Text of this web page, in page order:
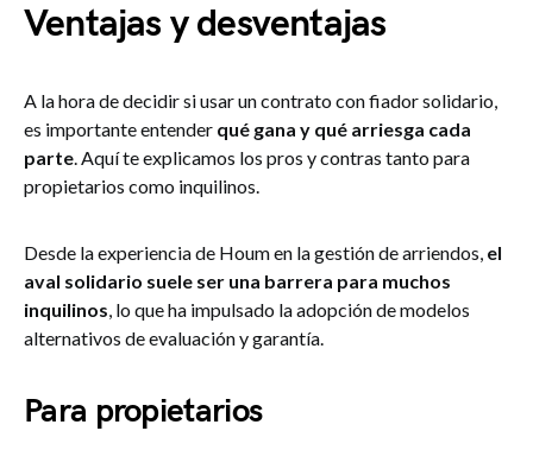
Ventajas y desventajas
A la hora de decidir si usar un contrato con fiador solidario,
es importante entender qué gana y qué arriesga cada
parte. Aquí te explicamos los pros y contras tanto para
propietarios como inquilinos.
Desde la experiencia de Houm en la gestión de arriendos, el
aval solidario suele ser una barrera para muchos
inquilinos, lo que ha impulsado la adopción de modelos
alternativos de evaluación y garantía.
Para propietarios